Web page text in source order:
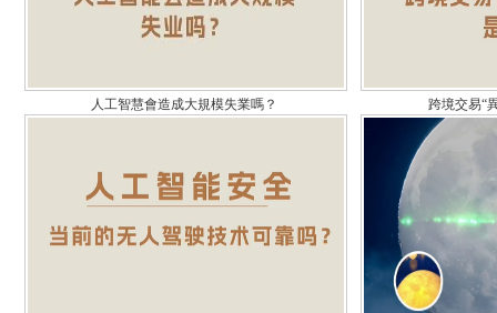
人工智慧會造成大規模失業嗎？ 跨境交易“